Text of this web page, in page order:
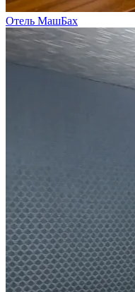
Отель МашБах